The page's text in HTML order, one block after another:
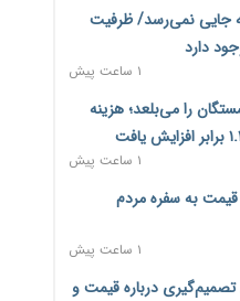
جایی نمی‌رسد/ ظرفیت
۱ ساعت پیش
بازنشستگان را می‌بلعد؛ هزینه
۱ ساعت پیش
به سفره مردم
۱ ساعت پیش
تصمیم‌گیری درباره قیمت و